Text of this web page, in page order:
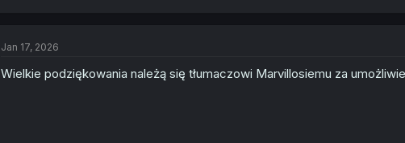
Jan 17, 2026
Wielkie podziękowania należą się tłumaczowi Marvillosiemu za